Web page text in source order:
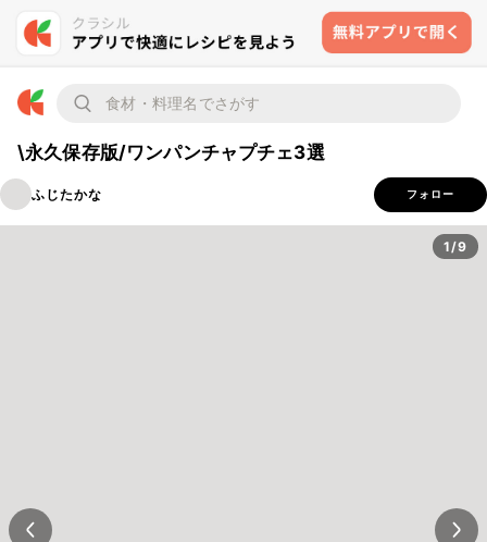
\永久保存版/ワンパンチャプチェ3選
ふじたかな フォロー
1/9